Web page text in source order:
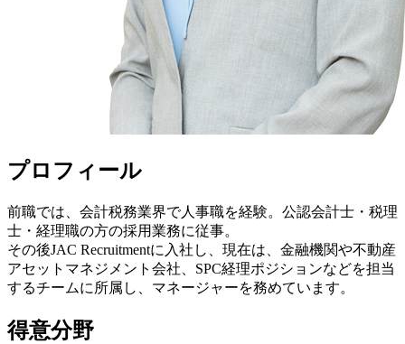
プロフィール
前職では、会計税務業界で人事職を経験。公認会計士・税理
士・経理職の方の採用業務に従事。
その後JAC Recruitmentに入社し、現在は、金融機関や不動産
アセットマネジメント会社、SPC経理ポジションなどを担当
するチームに所属し、マネージャーを務めています。
得意分野